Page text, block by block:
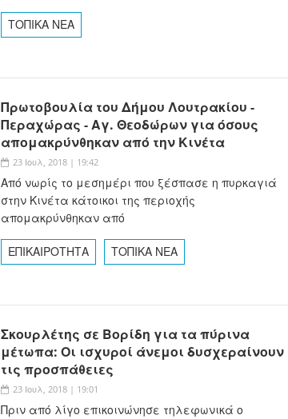
ΤΟΠΙΚΑ ΝΕΑ
Πρωτοβουλία του Δήμου Λουτρακίου -
Περαχώρας - Αγ. Θεοδώρων για όσους
απομακρύνθηκαν από την Κινέτα
23 Ιουλ, 2018 | 19:42
Από νωρίς το μεσημέρι που ξέσπασε η πυρκαγιά
στην Κινέτα κάτοικοι της περιοχής
απομακρύνθηκαν από
ΕΠΙΚΑΙΡΟΤΗΤΑ ΤΟΠΙΚΑ ΝΕΑ
Σκουρλέτης σε Βορίδη για τα πύρινα
μέτωπα: Οι ισχυροί άνεμοι δυσχεραίνουν
τις προσπάθειες
23 Ιουλ, 2018 | 19:01
Πριν από λίγο επικοινώνησε τηλεφωνικά ο